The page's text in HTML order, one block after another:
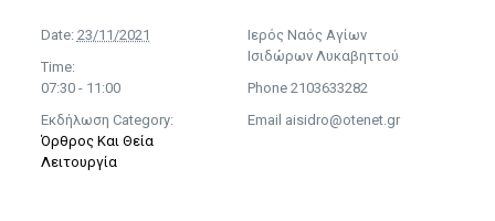
Date: 23/11/2021
Time:
07:30 - 11:00
Εκδήλωση Category:
Όρθρος Και Θεία
Λειτουργία
Ιερός Ναός Αγίων
Ισιδώρων Λυκαβηττού
Phone 2103633282
Email aisidro@otenet.gr